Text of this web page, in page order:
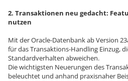
2. Transaktionen neu gedacht:
nutzen
Mit der Oracle-Datenbank ab Version
für das Transaktions-Handling Einzug,
Standardverhalten abweichen.
Die wichtigsten Neuerungen des
beleuchtet und anhand praxisnaher